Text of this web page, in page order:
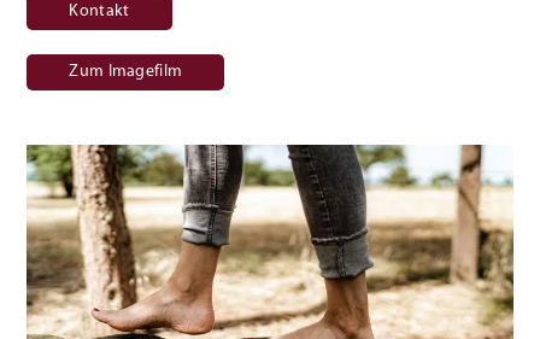
Kontakt
Zum Imagefilm